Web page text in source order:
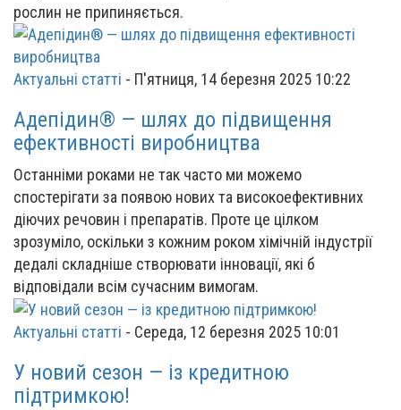
рослин не припиняється.
Актуальні статті - П'ятниця, 14 березня 2025 10:22
Адепідин® — шлях до підвищення
ефективності виробництва
Останніми роками не так часто ми можемо
спостерігати за появою нових та високоефективних
діючих речовин і препаратів. Проте це цілком
зрозуміло, оскільки з кожним роком хімічній індустрії
дедалі складніше створювати інновації, які б
відповідали всім сучасним вимогам.
Актуальні статті - Середа, 12 березня 2025 10:01
У новий сезон — із кредитною
підтримкою!